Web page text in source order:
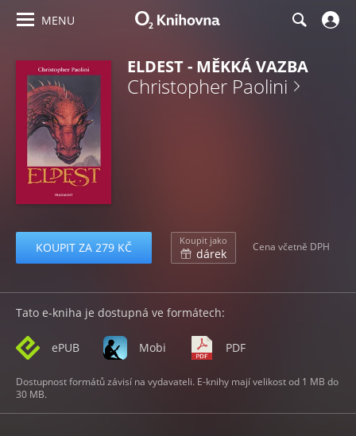
MENU
ELDEST - MĚKKÁ VAZBA
Christopher Paolini
KOUPIT ZA 279 KČ Koupit jako
dárek Cena včetně DPH
Tato e-kniha je dostupná ve formátech:
ePUB Mobi PDF
Dostupnost formátů závisí na vydavateli. E-knihy mají velikost od 1 MB do
30 MB.